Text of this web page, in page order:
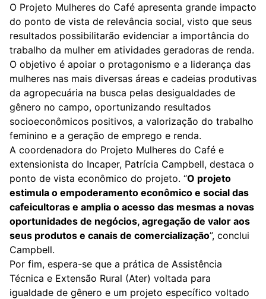
O Projeto Mulheres do Café apresenta grande impacto
do ponto de vista de relevância social, visto que seus
resultados possibilitarão evidenciar a importância do
trabalho da mulher em atividades geradoras de renda.
O objetivo é apoiar o protagonismo e a liderança das
mulheres nas mais diversas áreas e cadeias produtivas
da agropecuária na busca pelas desigualdades de
gênero no campo, oportunizando resultados
socioeconômicos positivos, a valorização do trabalho
feminino e a geração de emprego e renda.
A coordenadora do Projeto Mulheres do Café e
extensionista do Incaper, Patrícia Campbell, destaca o
ponto de vista econômico do projeto. “O projeto
estimula o empoderamento econômico e social das
cafeicultoras e amplia o acesso das mesmas a novas
oportunidades de negócios, agregação de valor aos
seus produtos e canais de comercialização”, conclui
Campbell.
Por fim, espera-se que a prática de Assistência
Técnica e Extensão Rural (Ater) voltada para
igualdade de gênero e um projeto específico voltado